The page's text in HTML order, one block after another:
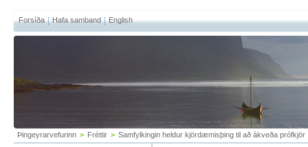
Forsíða Hafa samband English
Þingeyrarvefurinn > Fréttir > Samfylkingin heldur kjördæmisþing til að ákveða prófkjör